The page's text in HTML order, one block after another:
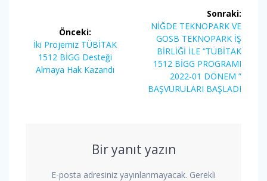
gezinmesi
Önceki:
Önceki
yazı:
İki Projemiz TÜBİTAK
1512 BİGG Desteği
Almaya Hak Kazandı
Sonraki:
Sonraki
yazı:
NİĞDE TEKNOPARK VE
GOSB TEKNOPARK İŞ
BİRLİĞİ İLE “TÜBİTAK
1512 BİGG PROGRAMI
2022-01 DÖNEM ”
BAŞVURULARI BAŞLADI
Bir yanıt yazın
E-posta adresiniz yayınlanmayacak. Gerekli